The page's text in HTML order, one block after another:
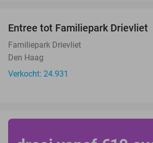
Entree tot Familiepark Drievliet
Familiepark Drievliet
Den Haag
Verkocht: 24.931